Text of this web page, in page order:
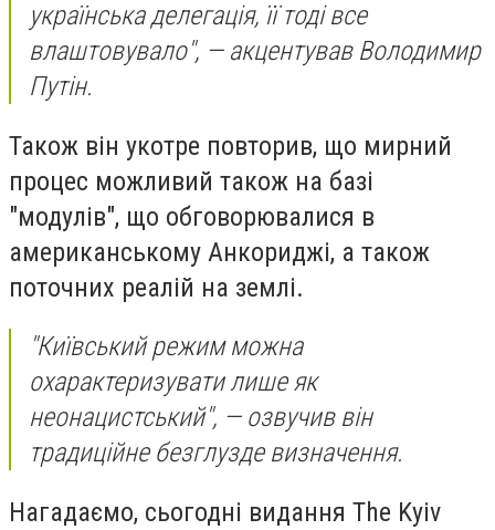
українська делегація, її тоді все
влаштовувало", — акцентував Володимир
Путін.
Також він укотре повторив, що мирний
процес можливий також на базі
"модулів", що обговорювалися в
американському Анкориджі, а також
поточних реалій на землі.
"Київський режим можна
охарактеризувати лише як
неонацистський", — озвучив він
традиційне безглузде визначення.
Нагадаємо, сьогодні видання The Kyiv